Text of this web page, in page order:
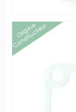
Origine
Constructeur